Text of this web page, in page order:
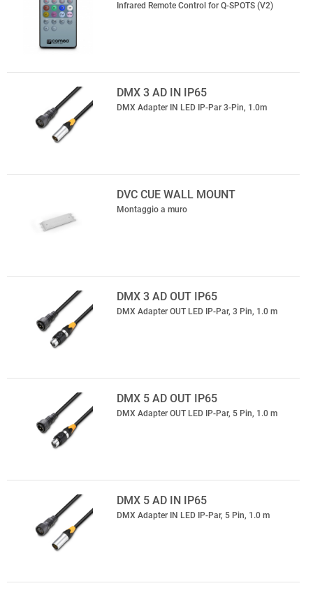
Infrared Remote Control for Q-SPOTS (V2)
DMX 3 AD IN IP65
DMX Adapter IN LED IP-Par 3-Pin, 1.0m
DVC CUE WALL MOUNT
Montaggio a muro
DMX 3 AD OUT IP65
DMX Adapter OUT LED IP-Par, 3 Pin, 1.0 m
DMX 5 AD OUT IP65
DMX Adapter OUT LED IP-Par, 5 Pin, 1.0 m
DMX 5 AD IN IP65
DMX Adapter IN LED IP-Par, 5 Pin, 1.0 m